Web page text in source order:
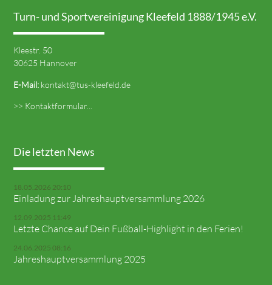
Turn- und Sportvereinigung Kleefeld 1888/1945 e.V.
Kleestr. 50
30625 Hannover
E-Mail: kontakt@tus-kleefeld.de
>> Kontaktformular...
Die letzten News
18.05.2026 20:10
Einladung zur Jahreshauptversammlung 2026
12.09.2025 11:49
Letzte Chance auf Dein Fußball-Highlight in den Ferien!
24.06.2025 08:16
Jahreshauptversammlung 2025